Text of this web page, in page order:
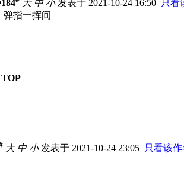
184 大 中 小发表于 2021-10-24 16:50 只看
弹指一挥间
TOP
大 中 小发表于 2021-10-24 23:05 只看该